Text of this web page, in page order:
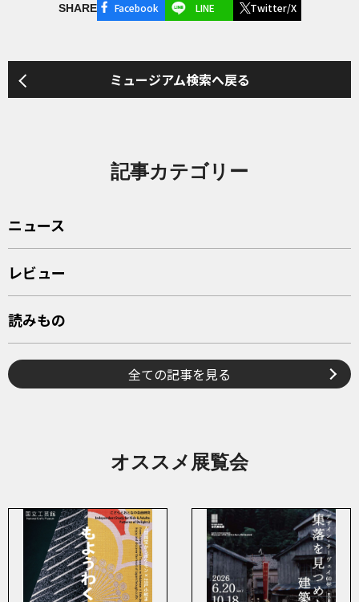
SHARE Facebook LINE Twitter/X
ミュージアム検索へ戻る
記事カテゴリー
ニュース
レビュー
読みもの
全ての記事を見る
オススメ展覧会